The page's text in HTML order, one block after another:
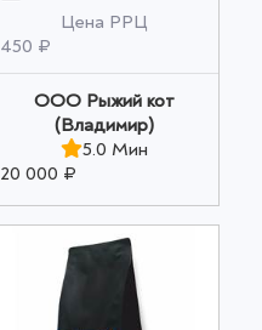
Цена РРЦ
450 ₽
ООО Рыжий кот
(Владимир)
5.0 Мин
20 000 ₽